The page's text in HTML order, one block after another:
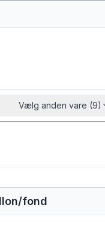
Vælg anden vare (9)
fond